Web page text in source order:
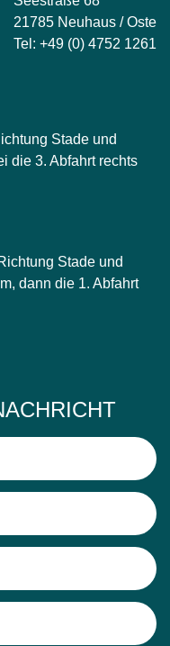
21785 Neuhaus / Oste
Tel: +49 (0) 4752 1261
Stade und
die 3. Abfahrt rechts
Stade und
dann die 1. Abfahrt